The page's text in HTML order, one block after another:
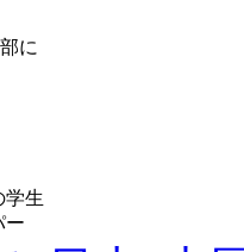
に
学生
ー